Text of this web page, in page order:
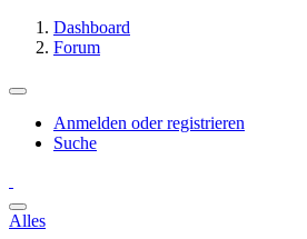
Dashboard
Forum
Anmelden oder registrieren
Suche
Alles